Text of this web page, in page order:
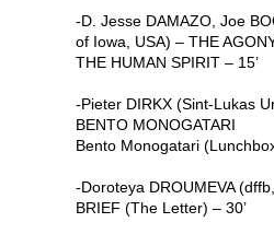
-D. Jesse DAMAZO, Joe
of Iowa, USA) – THE
THE HUMAN SPIRIT – 15’
-Pieter DIRKX (Sint-Lukas
BENTO MONOGATARI
Bento Monogatari
-Doroteya DROUMEVA
BRIEF (The Letter) – 30’